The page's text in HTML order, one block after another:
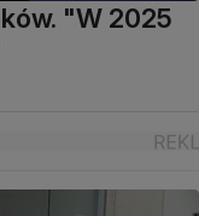
"W 2025